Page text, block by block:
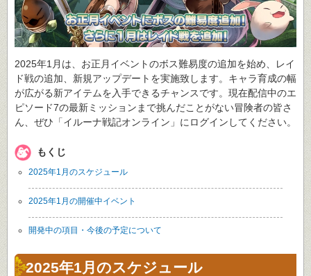
2025年1月は、お正月イベントのボス難易度の追加を始め、レイ
ド戦の追加、新規アップデートを実施致します。キャラ育成の幅
が広がる新アイテムを入手できるチャンスです。現在配信中のエ
ピソード7の最新ミッションまで挑んだことがない冒険者の皆さ
ん、ぜひ「イルーナ戦記オンライン」にログインしてください。
もくじ
2025年1月のスケジュール
2025年1月の開催中イベント
開発中の項目・今後の予定について
2025年1月のスケジュール